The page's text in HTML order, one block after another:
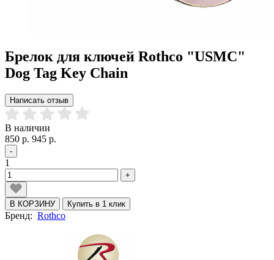
Брелок для ключей Rothco "USMC"
Dog Tag Key Chain
Написать отзыв
В наличии
850 р. 945 р.
-
1
+
В КОРЗИНУ Купить в 1 клик
Бренд: Rothco